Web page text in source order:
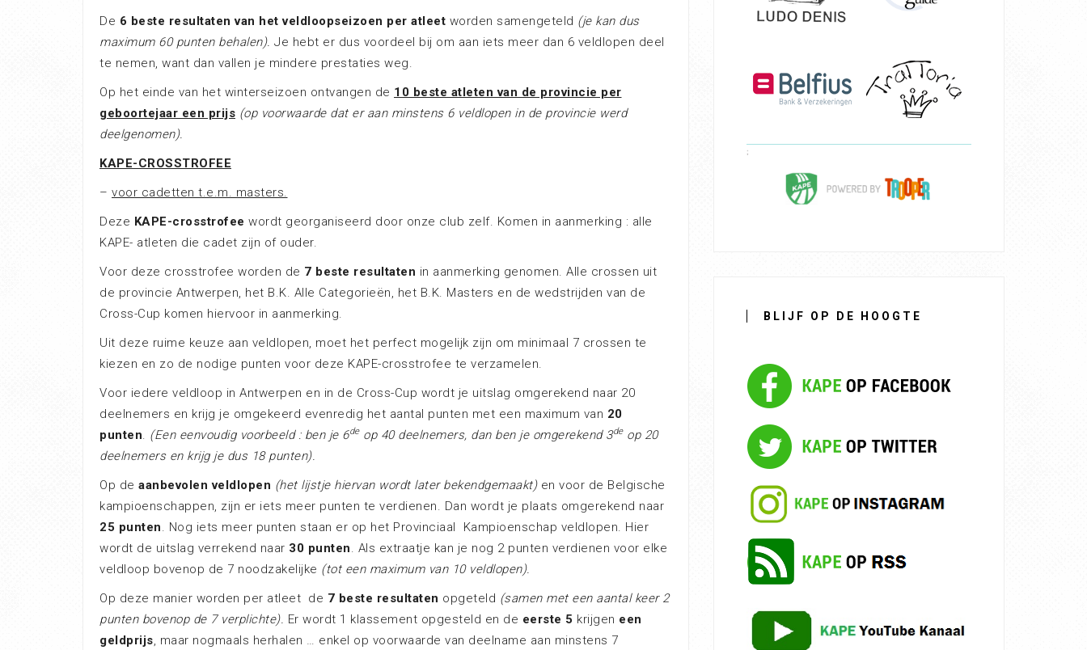
De 6 beste resultaten van het veldloopseizoen per atleet worden samengeteld (je kan dus
maximum 60 punten behalen). Je hebt er dus voordeel bij om aan iets meer dan 6 veldlopen deel
te nemen, want dan vallen je mindere prestaties weg.
Op het einde van het winterseizoen ontvangen de 10 beste atleten van de provincie per
geboortejaar een prijs (op voor­waarde dat er aan min­stens 6 veldlopen in de provincie werd
deelgenomen).
KAPE-CROSSTROFEE
– voor cadetten t.e.m. masters.
Deze KAPE-crosstrofee wordt georganiseerd door onze club zelf. Komen in aanmerking : alle
KAPE- atleten die cadet zijn of ouder.
Voor deze crosstrofee worden de 7 beste resultaten in aanmerking genomen. Alle crossen uit
de provincie Antwerpen, het B.K. Alle Categorieën, het B.K. Masters en de wedstrijden van de
Cross-Cup komen hiervoor in aanmerking.
Uit deze ruime keuze aan veldlopen, moet het perfect mogelijk zijn om minimaal 7 crossen te
kiezen en zo de nodige punten voor deze KAPE-crosstrofee te verzamelen.
Voor iedere veldloop in Antwerpen en in de Cross-Cup wordt je uitslag omgerekend naar 20
deelnemers en krijg je omgekeerd evenredig het aantal punten met een maximum van 20
punten. (Een eenvou­dig voor­beeld : ben je 6deop 40 deelnemers, dan ben je omge­re­kend 3deop 20
deelnemers en krijg je dus 18 punten).
Op de aanbevolen veldlopen (het lijstje hiervan wordt later bekendgemaakt) en voor de Belgische
kampioenschappen, zijn er iets meer punten te verdienen. Dan wordt je plaats omgerekend naar
25 punten. Nog iets meer punten staan er op het Provinciaal Kampioenschap veldlopen. Hier
wordt de uitslag verrekend naar 30 punten. Als extraatje kan je nog 2 punten verdienen voor elke
veldloop bovenop de 7 noodzakelijke (tot een maximum van 10 veldlopen).
Op deze manier worden per atleet de 7 beste resultaten opgeteld (samen met een aantal keer 2
punten bovenop de 7 verplichte). Er wordt 1 klassement opgesteld en de eerste 5 krijgen een
geld­prijs, maar nogmaals herhalen … enkel op voorwaarde van deelname aan min­stens 7
BLIJF OP DE HOOGTE